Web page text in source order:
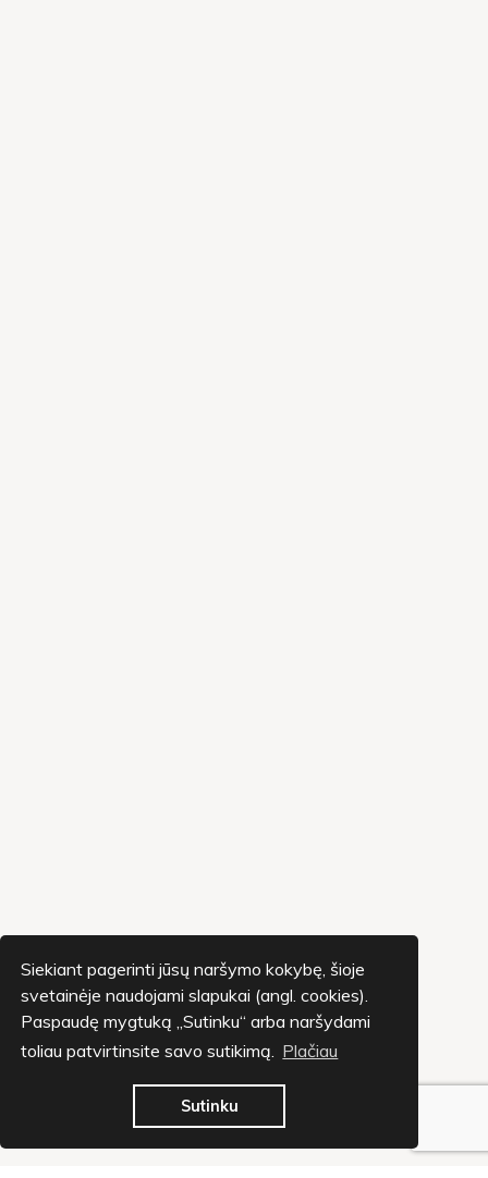
Siekiant pagerinti jūsų naršymo kokybę, šioje
svetainėje naudojami slapukai (angl. cookies).
Paspaudę mygtuką „Sutinku“ arba naršydami
toliau patvirtinsite savo sutikimą. Plačiau
Sutinku